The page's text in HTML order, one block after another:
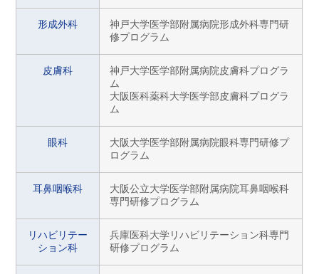
形成外科
神戸大学医学部附属病院形成外科専門研
修プログラム
皮膚科
神戸大学医学部附属病院皮膚科プログラ
ム
大阪医科薬科大学医学部皮膚科プログラ
ム
眼科
大阪大学医学部附属病院眼科専門研修プ
ログラム
耳鼻咽喉科
大阪公立大学医学部附属病院耳鼻咽喉科
専門研修プログラム
リハビリテー
ション科
兵庫医科大学リハビリテーション科専門
研修プログラム